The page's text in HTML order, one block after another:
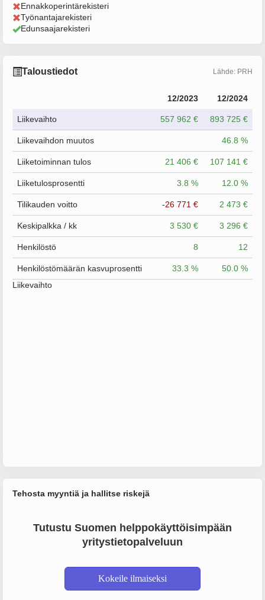
Ennakkoperintärekisteri
Työnantajarekisteri
Edunsaajarekisteri
Taloustiedot Lähde: PRH
12/2023 12/2024
Liikevaihto 557 962 € 893 725 €
Liikevaihdon muutos 46.8 %
Liiketoiminnan tulos 21 406 € 107 141 €
Liiketulosprosentti 3.8 % 12.0 %
Tilikauden voitto -26 771 € 2 473 €
Keskipalkka / kk 3 530 € 3 296 €
Henkilöstö 8 12
Henkilöstömäärän kasvuprosentti 33.3 %
50.0 %
Liikevaihto
Tehosta myyntiä ja hallitse riskejä
Tutustu Suomen helppokäyttöisimpään
yritystietopalveluun
Kokeile ilmaiseksi